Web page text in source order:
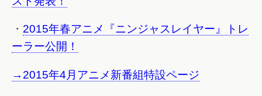
・ 2015年春アニメ『ニンジャスレイヤー』トレ
ーラー公開！
→2015年4月アニメ新番組特設ページ